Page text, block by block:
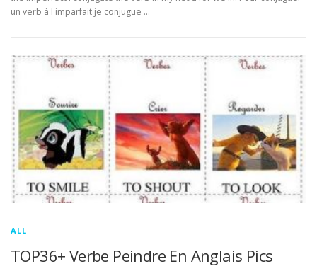
un verb à l'imparfait je conjugue …
ALL
TOP36+ Verbe Peindre En Anglais Pics